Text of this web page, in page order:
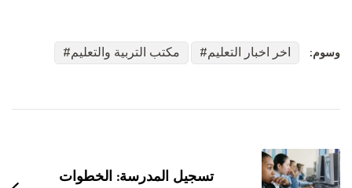
وسوم: اخر اخبار التعليم مكتب التربية والتعليم
بين
التدوينات
تسجيل المدرسة: الخطوات